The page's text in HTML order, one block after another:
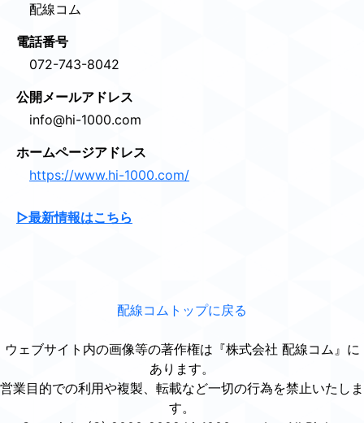
配線コム
電話番号
072-743-8042
公開メールアドレス
info@hi-1000.com
ホームページアドレス
https://www.hi-1000.com/
▷最新情報はこちら
配線コムトップに戻る
ウェブサイト内の画像等の著作権は『株式会社 配線コム』に
あります。
営業目的での利用や複製、転載など一切の行為を禁止いたしま
す。